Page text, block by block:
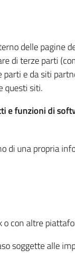
delle pagine
di terze parti
e da siti
questi siti.
e funzioni di
una propria
con altre
soggette alle